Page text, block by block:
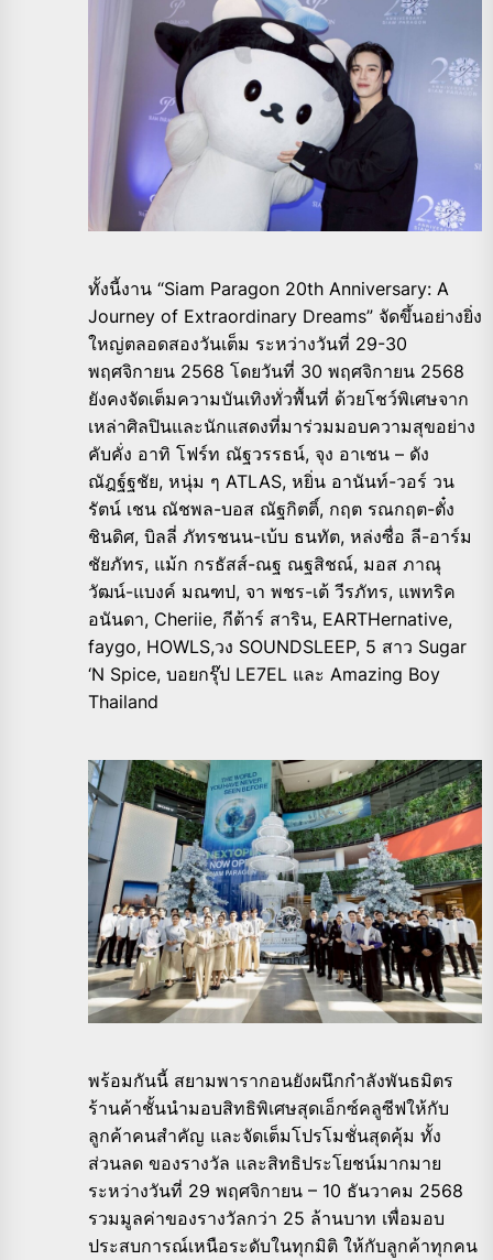
ทั้งนี้งาน “Siam Paragon 20th Anniversary: A
Journey of Extraordinary Dreams” จัดขึ้นอย่างยิ่ง
ใหญ่ตลอดสองวันเต็ม ระหว่างวันที่ 29-30
พฤศจิกายน 2568 โดยวันที่ 30 พฤศจิกายน 2568
ยังคงจัดเต็มความบันเทิงทั่วพื้นที่ ด้วยโชว์พิเศษจาก
เหล่าศิลปินและนักแสดงที่มาร่วมมอบความสุขอย่าง
คับคั่ง อาทิ โฟร์ท ณัฐวรรธน์, จุง อาเชน – ดัง
ณัฎฐ์ฐชัย, หนุ่ม ๆ ATLAS, หยิ่น อานันท์-วอร์ วน
รัตน์ เชน ณัชพล-บอส ณัฐกิตติ์, กฤต รณกฤต-ตั๋ง
ชินดิศ, บิลลี่ ภัทรชนน-เบ้บ ธนทัต, หล่งซื่อ ลี-อาร์ม
ชัยภัทร, แม้ก กรธัสส์-ณฐ ณฐสิชณ์, มอส ภาณุ
วัฒน์-แบงค์ มณฑป, จา พชร-เต้ วีรภัทร, แพทริค
อนันดา, Cheriie, กีต้าร์ สาริน, EARTHernative,
faygo, HOWLS,วง SOUNDSLEEP, 5 สาว Sugar
‘N Spice, บอยกรุ๊ป LE7EL และ Amazing Boy
Thailand
พร้อมกันนี้ สยามพารากอนยังผนึกกำลังพันธมิตร
ร้านค้าชั้นนำมอบสิทธิพิเศษสุดเอ็กซ์คลูซีฟให้กับ
ลูกค้าคนสำคัญ และจัดเต็มโปรโมชั่นสุดคุ้ม ทั้ง
ส่วนลด ของรางวัล และสิทธิประโยชน์มากมาย
ระหว่างวันที่ 29 พฤศจิกายน – 10 ธันวาคม 2568
รวมมูลค่าของรางวัลกว่า 25 ล้านบาท เพื่อมอบ
ประสบการณ์เหนือระดับในทุกมิติ ให้กับลูกค้าทุกคน